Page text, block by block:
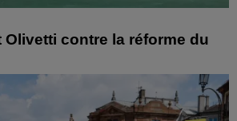
Olivetti contre la réforme du